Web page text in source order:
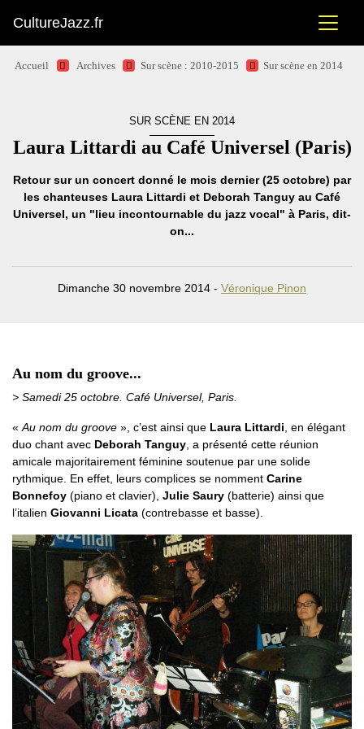
CultureJazz.fr
Accueil Archives Sur scène : 2010-2015 Sur scène en 2014
SUR SCÈNE EN 2014
Laura Littardi au Café Universel (Paris)
Retour sur un concert donné le mois dernier (25 octobre) par
les chanteuses Laura Littardi et Deborah Tanguy au Café
Universel, un "lieu incontournable du jazz vocal" à Paris, dit-
on...
Dimanche 30 novembre 2014 - Véronique Pinon
Au nom du groove...
> Samedi 25 octobre. Café Universel, Paris.
« Au nom du groove », c’est ainsi que Laura Littardi , en élégant
duo chant avec Deborah Tanguy , a présenté cette réunion
amicale majoritairement féminine soutenue par une solide
rythmique. En effet, leurs complices se nomment Carine
Bonnefoy (piano et clavier), Julie Saury (batterie) ainsi que
l’italien Giovanni Licata (contrebasse et basse).